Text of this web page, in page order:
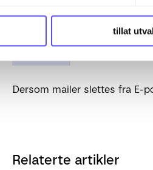
tillat
Dersom mailer slettes fra E-
Relaterte artikler